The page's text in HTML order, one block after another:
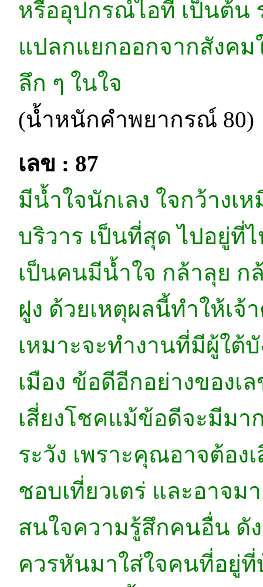
หรืออุปกรณ์ไอที เป็นต้น
แปลกแยกออกจากสังคม
ลึก ๆ ในใจ
(น้ำหนักคำพยากรณ์ 80)
เลข : 87
มีน้ำใจนักเลง ใจกว้างเ
บริวาร เป็นที่สุด ไปอยู่ที่
เป็นคนมีน้ำใจ กล้าลุย ก
ฝูง ด้วยเหตุผลนี้ทำให้เจ้
เหมาะจะทำงานที่มีผู้ใต้
เมือง ข้อดีอีกอย่างของเ
เสี่ยงโชคแม้ข้อดีจะมีมา
ระวัง เพราะคุณอาจต้อง
ชอบเที่ยวเตร่ และอาจ
สนใจความรู้สึกคนอื่น ดั
ควรหันมาใส่ใจคนที่อยู่